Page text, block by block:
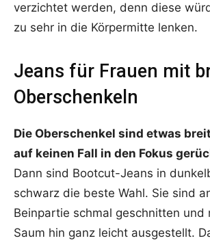
verzichtet werden, denn diese
zu sehr in die Körpermitte lenken.
Jeans für Frauen mit
Oberschenkeln
Die Oberschenkel sind etwas
auf keinen Fall in den Fokus
Dann sind Bootcut-Jeans in
schwarz die beste Wahl. Sie sind
Beinpartie schmal geschnitten und
Saum hin ganz leicht ausgestellt.